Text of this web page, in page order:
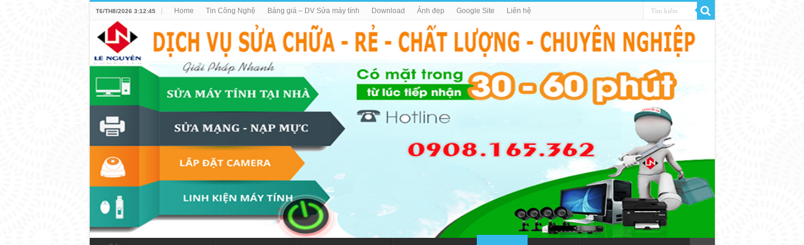
T6/TH8/2026 3:12:45 Home Tin Công Nghệ Bảng giá – DV Sửa máy tính Download Ảnh đẹp Google Site Liên hệ